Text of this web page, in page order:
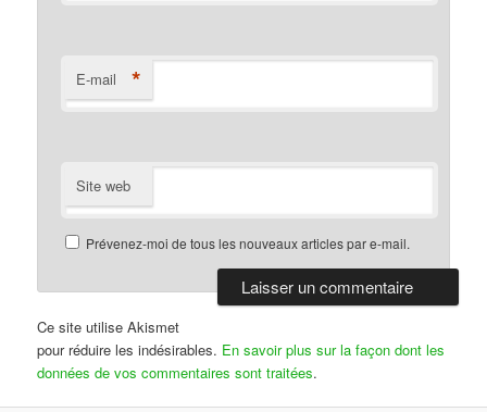
E-mail *
Site web
Prévenez-moi de tous les nouveaux articles par e-mail.
Ce site utilise Akismet
pour réduire les indésirables. En savoir plus sur la façon dont les
données de vos commentaires sont traitées.